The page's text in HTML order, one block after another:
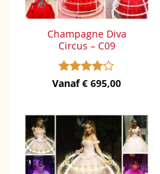
Champagne Diva
Circus – C09
Gewaardeerd
Vanaf€ 695,00